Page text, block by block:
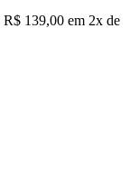
R$ 139,00 em 2x de